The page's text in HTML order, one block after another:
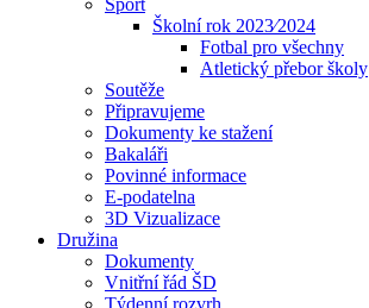
Sport
Školní rok 2023⁄2024
Fotbal pro všechny
Atletický přebor školy
Soutěže
Připravujeme
Dokumenty ke stažení
Bakaláři
Povinné informace
E-podatelna
3D Vizualizace
Družina
Dokumenty
Vnitřní řád ŠD
Týdenní rozvrh